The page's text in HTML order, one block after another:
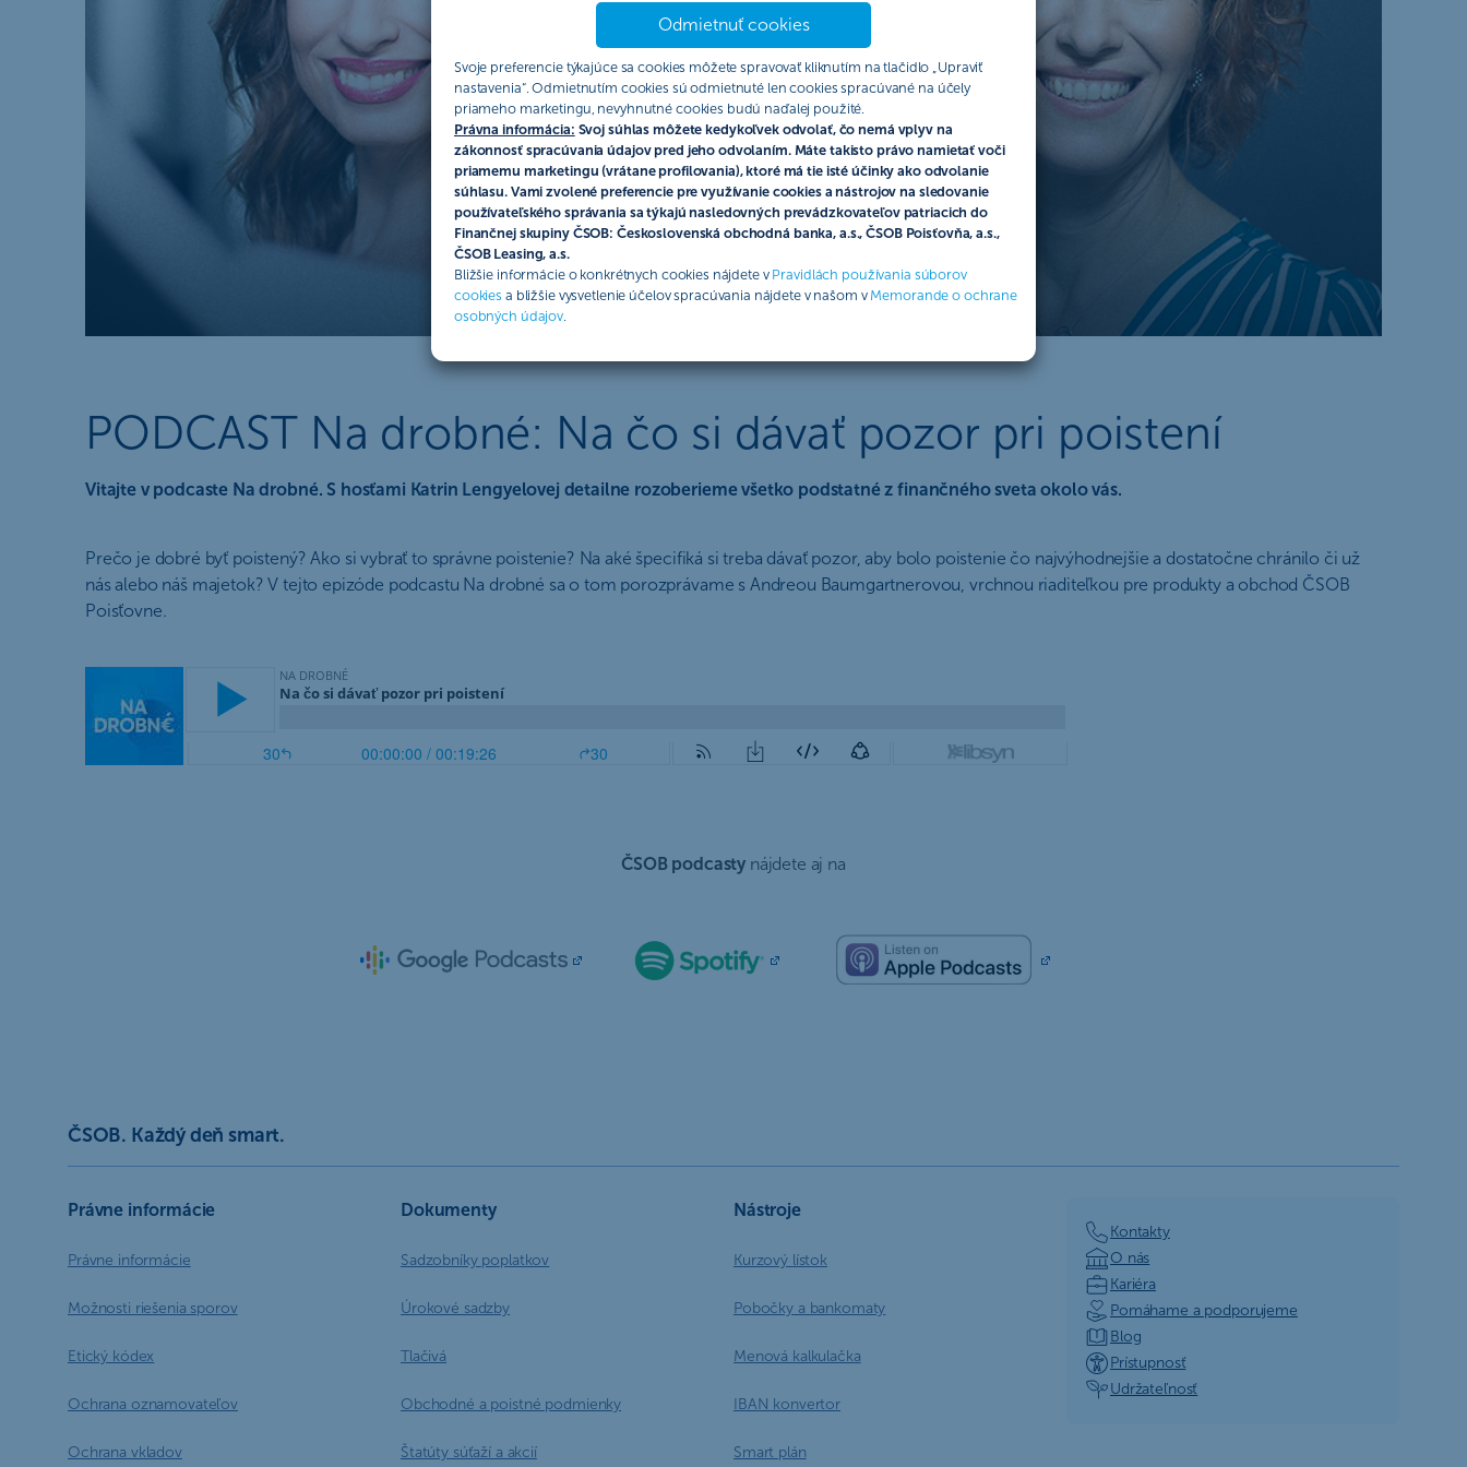
Odmietnuť cookies
Svoje preferencie týkajúce sa cookies môžete spravovať kliknutím na tlačidlo „Upraviť
nastavenia“. Odmietnutím cookies sú odmietnuté len cookies spracúvané na účely
priameho marketingu, nevyhnutné cookies budú naďalej použité.
Právna informácia: Svoj súhlas môžete kedykoľvek odvolať, čo nemá vplyv na
zákonnosť spracúvania údajov pred jeho odvolaním. Máte takisto právo namietať voči
priamemu marketingu (vrátane profilovania), ktoré má tie isté účinky ako odvolanie
súhlasu. Vami zvolené preferencie pre využívanie cookies a nástrojov na sledovanie
používateľského správania sa týkajú nasledovných prevádzkovateľov patriacich do
Finančnej skupiny ČSOB: Československá obchodná banka, a.s., ČSOB Poisťovňa, a.s.,
ČSOB Leasing, a.s.
Bližšie informácie o konkrétnych cookies nájdete v Pravidlách používania súborov
cookies a bližšie vysvetlenie účelov spracúvania nájdete v našom v Memorande o ochrane
osobných údajov.
PODCAST Na drobné: Na čo si dávať pozor pri poistení
Vitajte v podcaste Na drobné. S hosťami Katrin Lengyelovej detailne rozoberieme všetko podstatné z finančného sveta okolo vás.
Prečo je dobré byť poistený? Ako si vybrať to správne poistenie? Na aké špecifiká si treba dávať pozor, aby bolo poistenie čo najvýhodnejšie a dostatočne chránilo či už
nás alebo náš majetok? V tejto epizóde podcastu Na drobné sa o tom porozprávame s Andreou Baumgartnerovou, vrchnou riaditeľkou pre produkty a obchod ČSOB
Poisťovne.
ČSOB podcasty nájdete aj na
ČSOB. Každý deň smart.
Právne informácie
Právne informácie
Možnosti riešenia sporov
Etický kódex
Ochrana oznamovateľov
Ochrana vkladov
Dokumenty
Sadzobníky poplatkov
Úrokové sadzby
Tlačivá
Obchodné a poistné podmienky
Štatúty súťaží a akcií
Nástroje
Kurzový lístok
Pobočky a bankomaty
Menová kalkulačka
IBAN konvertor
Smart plán
Kontakty
O nás
Kariéra
Pomáhame a podporujeme
Blog
Prístupnosť
Udržateľnosť